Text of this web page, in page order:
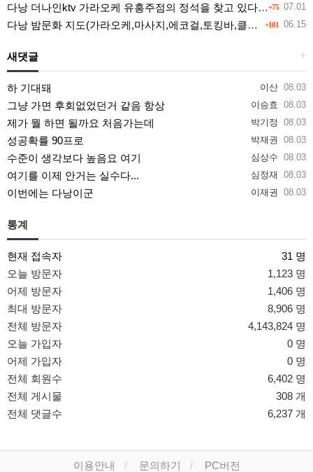
+75 07.01
다낭 더나인ktv 가라오케 유흥주점의 정석을 찾고 있다면 여기
+101 06.15
다낭 밤문화 지도(가라오케,마사지,에코걸,토킹바,클럽) 유흥별 가격 및 후기공유
+
새댓글
이산 08.03
하 기대돼
이승효 08.03
그냥 가면 후회없었던거 같음 항상
박기정 08.03
제가 뭘 하면 될까요 처음가는데
박재권 08.03
성공확률 90프로
심상수 08.03
수준이 생각보다 높음요 여기
심정재 08.03
여기를 이제 안거는 실수다...
이재권 08.03
이번에는 다낭이군
통계
현재 접속자
31 명
오늘 방문자
1,123 명
어제 방문자
1,406 명
최대 방문자
8,906 명
전체 방문자
4,143,824 명
오늘 가입자
0 명
어제 가입자
0 명
전체 회원수
6,402 명
전체 게시물
308 개
전체 댓글수
6,237 개
이용안내 문의하기 PC버전